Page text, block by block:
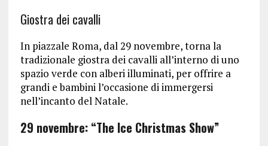
Giostra dei cavalli
In piazzale Roma, dal 29 novembre, torna la
tradizionale giostra dei cavalli all’interno di uno
spazio verde con alberi illuminati, per offrire a
grandi e bambini l’occasione di immergersi
nell’incanto del Natale.
29 novembre: “The Ice Christmas Show”